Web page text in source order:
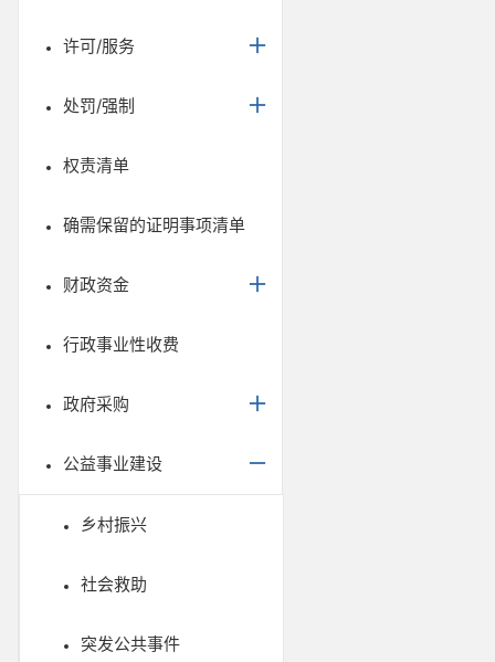
许可/服务
处罚/强制
权责清单
确需保留的证明事项清单
财政资金
行政事业性收费
政府采购
公益事业建设
乡村振兴
社会救助
突发公共事件